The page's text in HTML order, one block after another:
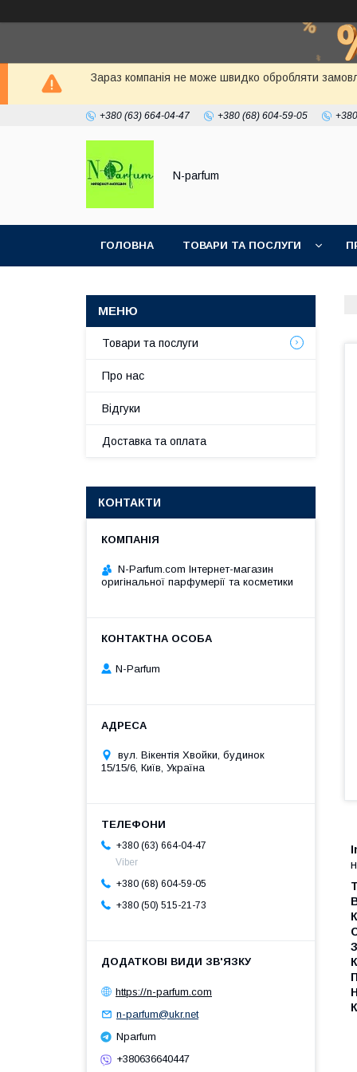
Зараз компанія не може швидко обробляти
+380 (63) 664-04-47 +380 (68) 604-59-05
N-parfum
ГОЛОВНА ТОВАРИ ТА ПОСЛУГИ
Товари та послуги
Про нас
Відгуки
Доставка та оплата
КОНТАКТИ
N-Parfum.com Інтернет-магазин
оригінальної парфумерії та косметики
N-Parfum
вул. Вікентія Хвойки, будинок
15/15/6, Київ, Україна
+380 (63) 664-04-47
Viber
+380 (68) 604-59-05
+380 (50) 515-21-73
https://n-parfum.com
n-parfum@ukr.net
Nparfum
+380636640447